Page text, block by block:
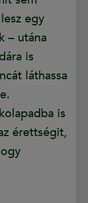
egy
– utána
is
láthassa
is
érettségit,